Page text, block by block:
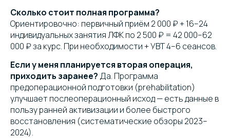
Сколько стоит полная программа?
Ориентировочно: первичный приём 2 000 ₽ + 16–24
индивидуальных занятия ЛФК по 2 500 ₽ = 42 000–62
000 ₽ за курс. При необходимости + УВТ 4–6 сеансов.
Если у меня планируется вторая операция,
приходить заранее? Да. Программа
предоперационной подготовки (prehabilitation)
улучшает послеоперационный исход — есть данные в
пользу ранней активизации и более быстрого
восстановления (систематические обзоры 2023–
2024).